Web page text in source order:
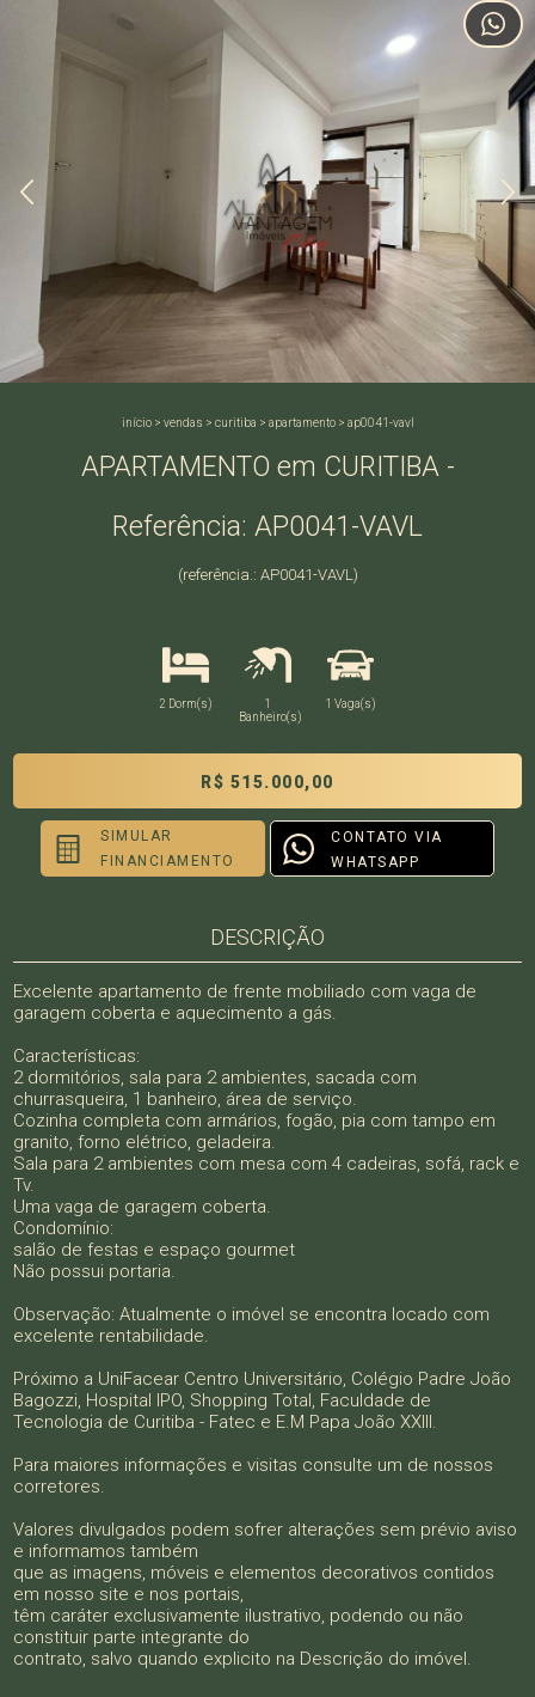
início> vendas > curitiba > apartamento> ap0041-vavl
APARTAMENTO em CURITIBA -
Referência: AP0041-VAVL
(referência.: AP0041-VAVL)
2 Dorm(s)
1
Banheiro(s)
1 Vaga(s)
R$ 515.000,00
SIMULAR
FINANCIAMENTO
CONTATO VIA
WHATSAPP
DESCRIÇÃO
Excelente apartamento de frente mobiliado com vaga de
garagem coberta e aquecimento a gás.
Características:
2 dormitórios, sala para 2 ambientes, sacada com
churrasqueira, 1 banheiro, área de serviço.
Cozinha completa com armários, fogão, pia com tampo em
granito, forno elétrico, geladeira.
Sala para 2 ambientes com mesa com 4 cadeiras, sofá, rack e
Tv.
Uma vaga de garagem coberta.
Condomínio:
salão de festas e espaço gourmet
Não possui portaria.
Observação: Atualmente o imóvel se encontra locado com
excelente rentabilidade.
Próximo a UniFacear Centro Universitário, Colégio Padre João
Bagozzi, Hospital IPO, Shopping Total, Faculdade de
Tecnologia de Curitiba - Fatec e E.M Papa João XXIII.
Para maiores informações e visitas consulte um de nossos
corretores.
Valores divulgados podem sofrer alterações sem prévio aviso
e informamos também
que as imagens, móveis e elementos decorativos contidos
em nosso site e nos portais,
têm caráter exclusivamente ilustrativo, podendo ou não
constituir parte integrante do
contrato, salvo quando explicito na Descrição do imóvel.